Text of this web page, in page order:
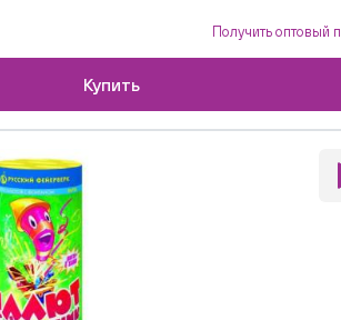
Получить оптовый
Купить